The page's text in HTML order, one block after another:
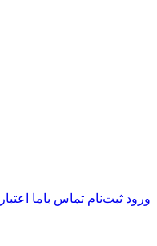
ورود ثبت‌نام تماس باما